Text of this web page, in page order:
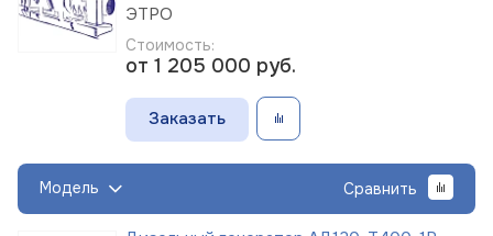
ЭТРО
Стоимость:
от 1 205 000 руб.
Заказать
Модель Сравнить